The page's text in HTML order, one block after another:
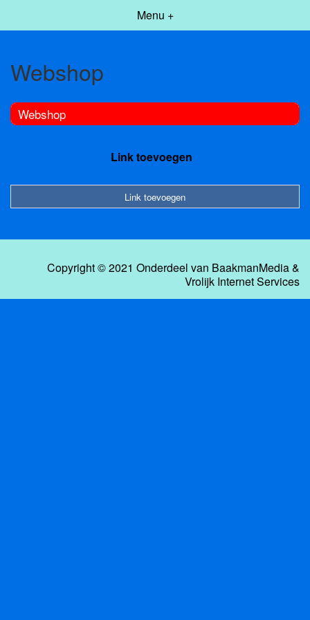
Menu +
Webshop
Webshop
Link toevoegen
Link toevoegen
Copyright © 2021 Onderdeel van BaakmanMedia&
Vrolijk Internet Services